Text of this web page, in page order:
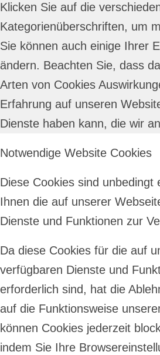
Klicken Sie auf die
Kategorienüberschriften, um
Sie können auch einige Ihrer
ändern. Beachten Sie, dass
Arten von Cookies
Erfahrung auf unseren
Dienste haben kann, die wir
Notwendige Website Cookies
Diese Cookies sind unbedingt
Ihnen die auf unserer
Dienste und Funktionen zur
Da diese Cookies für die auf
verfügbaren Dienste und
erforderlich sind, hat die
auf die Funktionsweise
können Cookies jederzeit
indem Sie Ihre